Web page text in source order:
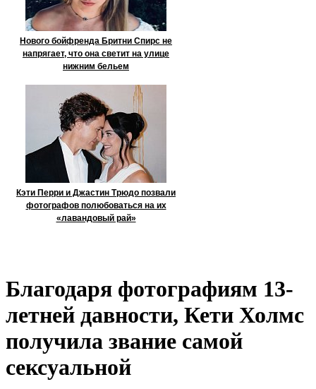
Нового бойфренда Бритни Спирс не
напрягает, что она светит на улице
нижним бельем
Кэти Перри и Джастин Трюдо позвали
фотографов полюбоваться на их
«лавандовый рай»
Благодаря фотографиям 13-
летней давности, Кети Холмс
получила звание самой
сексуальной